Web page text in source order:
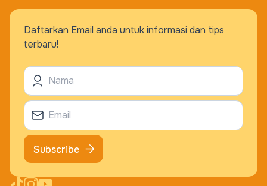
Daftarkan Email anda untuk informasi dan tips
terbaru!
Subscribe